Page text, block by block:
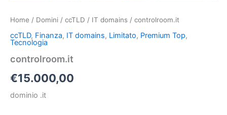
Home / Domini / ccTLD / IT domains / controlroom.it
ccTLD, Finanza, IT domains, Limitato, Premium Top,
Tecnologia
controlroom.it
€15.000,00
dominio .it